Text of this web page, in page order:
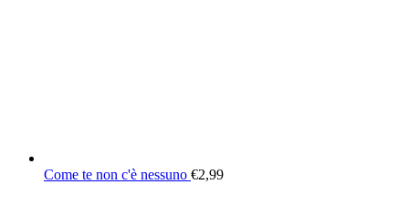
Come te non c'è nessuno €2,99